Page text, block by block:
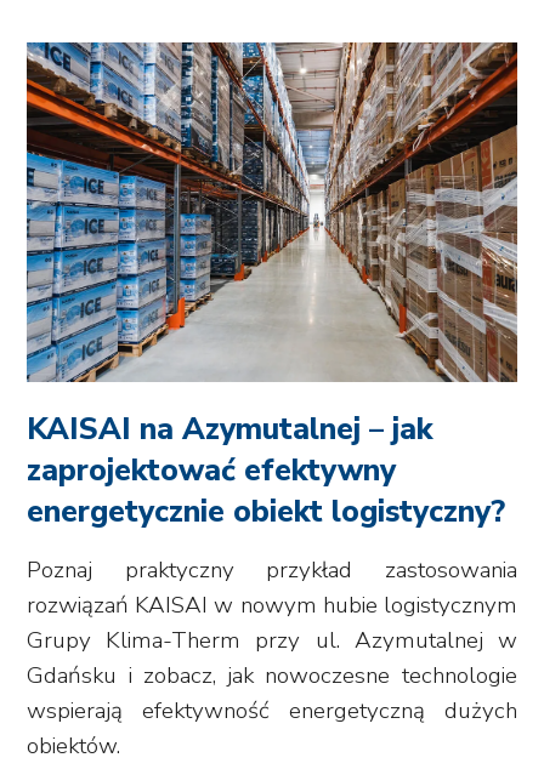
KAISAI na Azymutalnej – jak
zaprojektować efektywny
energetycznie obiekt logistyczny?
Poznaj praktyczny przykład zastosowania
rozwiązań KAISAI w nowym hubie logistycznym
Grupy Klima-Therm przy ul. Azymutalnej w
Gdańsku i zobacz, jak nowoczesne technologie
wspierają efektywność energetyczną dużych
obiektów.